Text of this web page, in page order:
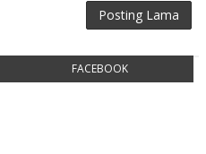
Posting Lama
FACEBOOK